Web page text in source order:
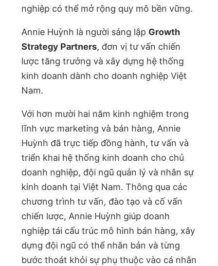
nghiệp có thể mở rộng quy mô bền vững.
Annie Huỳnh là người sáng lập Growth
Strategy Partners, đơn vị tư vấn chiến
lược tăng trưởng và xây dựng hệ thống
kinh doanh dành cho doanh nghiệp Việt
Nam.
Với hơn mười hai năm kinh nghiệm trong
lĩnh vực marketing và bán hàng, Annie
Huỳnh đã trực tiếp đồng hành, tư vấn và
triển khai hệ thống kinh doanh cho chủ
doanh nghiệp, đội ngũ quản lý và nhân sự
kinh doanh tại Việt Nam. Thông qua các
chương trình tư vấn, đào tạo và cố vấn
chiến lược, Annie Huỳnh giúp doanh
nghiệp tái cấu trúc mô hình bán hàng, xây
dựng đội ngũ có thể nhân bản và từng
bước thoát khỏi sự phụ thuộc vào cá nhân